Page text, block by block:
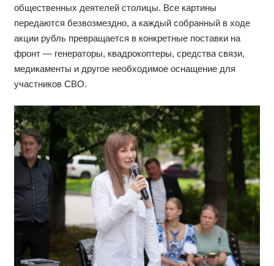
общественных деятелей столицы. Все картины
передаются безвозмездно, а каждый собранный в ходе
акции рубль превращается в конкретные поставки на
фронт — генераторы, квадрокоптеры, средства связи,
медикаменты и другое необходимое оснащение для
участников СВО.